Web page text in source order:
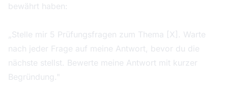
bewährt haben:
„Stelle mir 5 Prüfungsfragen zum Thema [X]. Warte
nach jeder Frage auf meine Antwort, bevor du die
nächste stellst. Bewerte meine Antwort mit kurzer
Begründung."